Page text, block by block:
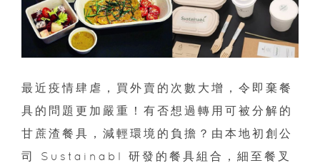
最近疫情肆虐，買外賣的次數大增，令即棄餐
具的問題更加嚴重！有否想過轉用可被分解的
甘蔗渣餐具，減輕環境的負擔？由本地初創公
司 Sustainabl 研發的餐具組合，細至餐叉